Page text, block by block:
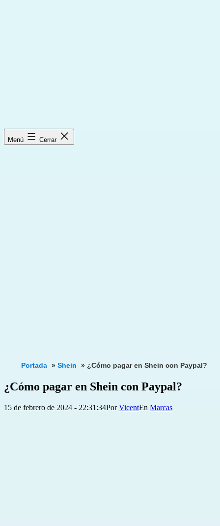
Menú Cerrar
Portada » Shein » ¿Cómo pagar en Shein con Paypal?
¿Cómo pagar en Shein con Paypal?
Publicada
15 de febrero de 2024 - 22:31:34PorVicent
Categorizado
Marcas